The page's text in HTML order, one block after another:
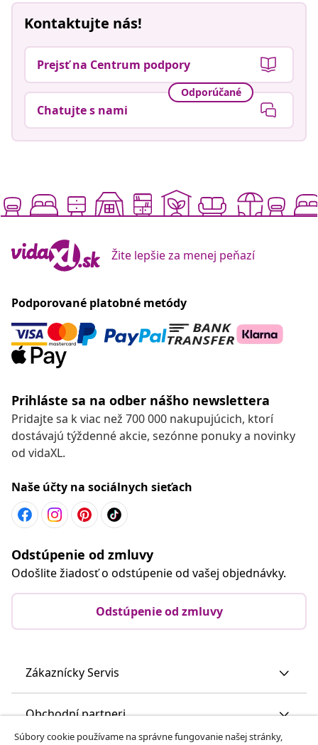
Kontaktujte nás!
Prejsť na Centrum podpory
Odporúčané
Chatujte s nami
Žite lepšie za menej peňazí
Podporované platobné metódy
Prihláste sa na odber nášho newslettera
Pridajte sa k viac než 700 000 nakupujúcich, ktorí
dostávajú týždenné akcie, sezónne ponuky a novinky
od vidaXL.
Naše účty na sociálnych sieťach
Odstúpenie od zmluvy
Odošlite žiadosť o odstúpenie od vašej objednávky.
Odstúpenie od zmluvy
Zákaznícky Servis
Obchodní partneri
Súbory cookie používame na správne fungovanie našej stránky,